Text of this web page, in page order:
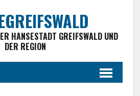
HANSESTADT GREIFSWALD UND
DER REGION